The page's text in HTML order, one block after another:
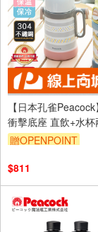
【日本孔雀
衝擊底座 直飲+水
鏽鋼保溫杯水壺
贈OPENPOINT
$811